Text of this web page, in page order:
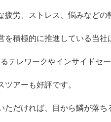
疲労、ストレス、悩みなどの
を積極的に推進している当社
テレワークやインサイドセ
ツアーも好評です。
ただければ、目から鱗が落ち